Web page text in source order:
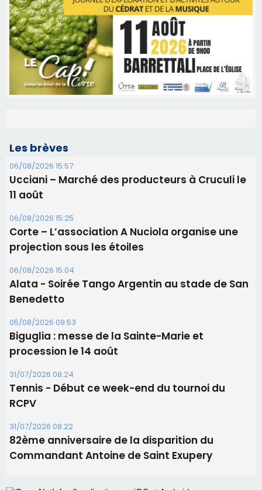
Les brèves
06/08/2026 15:57
Ucciani – Marché des producteurs à Cruculi le
11 août
06/08/2026 15:25
Corte – L’association A Nuciola organise une
projection sous les étoiles
06/08/2026 15:04
Alata - Soirée Tango Argentin au stade de San
Benedetto
05/08/2026 09:53
Biguglia : messe de la Sainte-Marie et
procession le 14 août